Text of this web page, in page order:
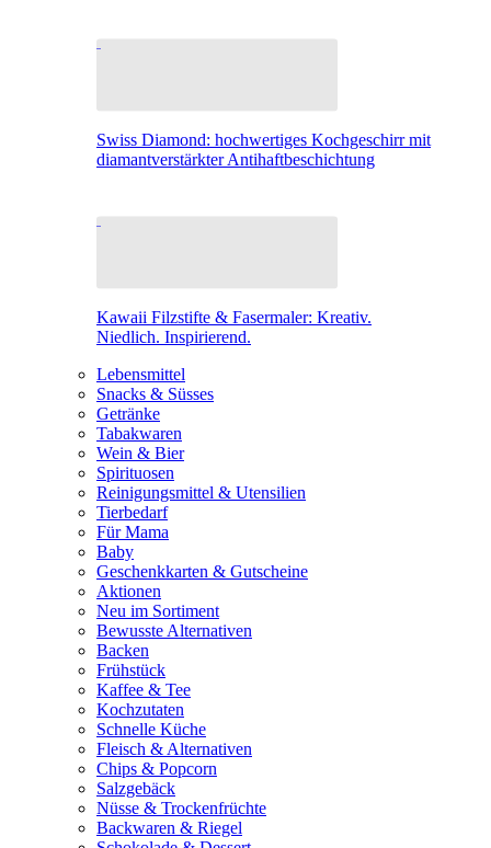
Swiss Diamond: hochwertiges Kochgeschirr mit
diamantverstärkter Antihaftbeschichtung
Kawaii Filzstifte & Fasermaler: Kreativ.
Niedlich. Inspirierend.
Lebensmittel
Snacks & Süsses
Getränke
Tabakwaren
Wein & Bier
Spirituosen
Reinigungsmittel & Utensilien
Tierbedarf
Für Mama
Baby
Geschenkkarten & Gutscheine
Aktionen
Neu im Sortiment
Bewusste Alternativen
Backen
Frühstück
Kaffee & Tee
Kochzutaten
Schnelle Küche
Fleisch & Alternativen
Chips & Popcorn
Salzgebäck
Nüsse & Trockenfrüchte
Backwaren & Riegel